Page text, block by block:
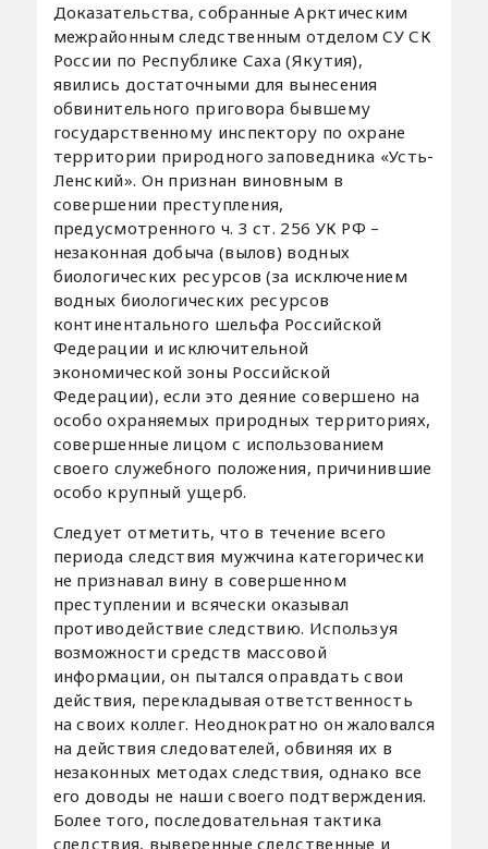
Доказательства, собранные Арктическим
межрайонным следственным отделом СУ СК
России по Республике Саха (Якутия),
явились достаточными для вынесения
обвинительного приговора бывшему
государственному инспектору по охране
территории природного заповедника «Усть-
Ленский». Он признан виновным в
совершении преступления,
предусмотренного ч. 3 ст. 256 УК РФ –
незаконная добыча (вылов) водных
биологических ресурсов (за исключением
водных биологических ресурсов
континентального шельфа Российской
Федерации и исключительной
экономической зоны Российской
Федерации), если это деяние совершено на
особо охраняемых природных территориях,
совершенные лицом с использованием
своего служебного положения, причинившие
особо крупный ущерб.
Следует отметить, что в течение всего
периода следствия мужчина категорически
не признавал вину в совершенном
преступлении и всячески оказывал
противодействие следствию. Используя
возможности средств массовой
информации, он пытался оправдать свои
действия, перекладывая ответственность
на своих коллег. Неоднократно он жаловался
на действия следователей, обвиняя их в
незаконных методах следствия, однако все
его доводы не наши своего подтверждения.
Более того, последовательная тактика
следствия, выверенные следственные и